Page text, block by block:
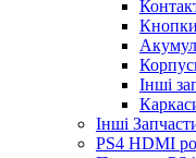
Інші
Інші
PS4 HDMI